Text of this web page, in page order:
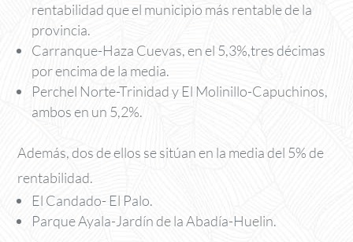
rentabilidad que el municipio más rentable de la
provincia.
Carranque-Haza Cuevas, en el 5,3%,tres décimas
por encima de la media.
Perchel Norte-Trinidad y El Molinillo-Capuchinos,
ambos en un 5,2%.
Además, dos de ellos se sitúan en la media del 5% de
rentabilidad.
El Candado- El Palo.
Parque Ayala-Jardín de la Abadía-Huelin.